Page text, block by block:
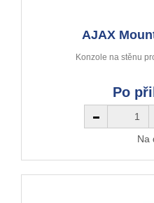
AJAX
Konzole na stěnu
Po
Na